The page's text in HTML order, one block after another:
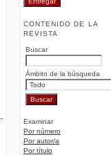
CONTENIDO DE LA
REVISTA
Buscar
Ámbito de la búsqueda
Examinar
Por número
Por autor/a
Por título